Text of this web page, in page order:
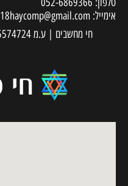
אימייל: 18haycomp@gmail.com
חי מחשבים | ע.מ 025574724 | האלונים 66, יוקנעם עילית